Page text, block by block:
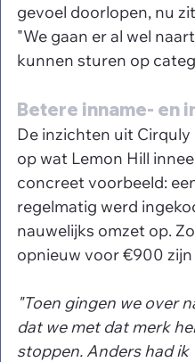
gevoel doorlopen, nu
"We gaan er al wel
kunnen sturen op
Betere inname- en
De inzichten uit
op wat Lemon Hill
concreet voorbeeld:
regelmatig werd
nauwelijks omzet op.
opnieuw voor €900
"Toen gingen we over
dat we met dat merk
stoppen. Anders had